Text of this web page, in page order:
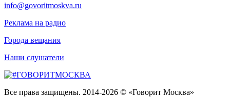
info@govoritmoskva.ru
Реклама на радио
Города вещания
Наши слушатели
Все права защищены. 2014-2026 © «Говорит Москва»